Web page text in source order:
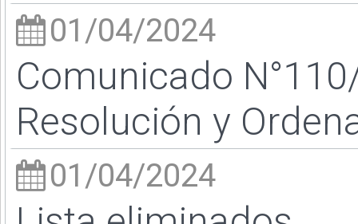
01/04/2024
Comunicado
Resolución y
01/04/2024